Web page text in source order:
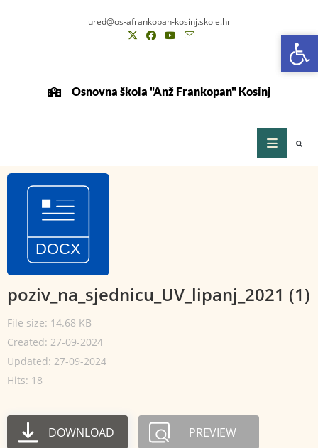
ured@os-afrankopan-kosinj.skole.hr
Osnovna škola "Anž Frankopan" Kosinj
poziv_na_sjednicu_UV_lipanj_2021 (1)
File size: 14.68 KB
Created: 27-09-2024
Updated: 27-09-2024
Hits: 18
DOWNLOAD PREVIEW